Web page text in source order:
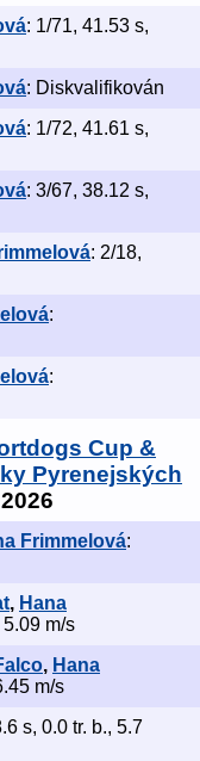
: 1/71, 41.53 s,
: Diskvalifikován
: 1/72, 41.61 s,
: 3/67, 38.12 s,
: 2/18,
:
:
Cup &
Pyrenejských
Frimmelová:
, Hana
5.09 m/s
, Hana
m/s
s, 0.0 tr. b., 5.7